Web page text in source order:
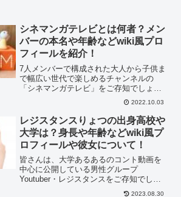
シネマンガテレビとは何者？メン
バーの本名や年齢などwiki風プロ
フィールを紹介！
7人メンバーで構成された大人から子供ま
で幅広い世代で楽しめるチャンネルの
「シネマンガテレビ」をご存知でしょう
か。彼らの動画は、大の大人が漫画・映
画・ゲームなどからあるあるネタをごっ
こ遊びで魅せる内容となっています。子
供の頃をつい思い出してし...
2022.10.03
レジスタンスりょつの出身高校や
大学は？身長や年齢などwiki風プ
ロフィールや彼女について！
皆さんは、大学あるあるのコント動画を
中心に公開している男性グループ
Youtuber・レジスタンスをご存知でしょ
うか？「身に覚えがありすぎる」「ある
2023.08.30